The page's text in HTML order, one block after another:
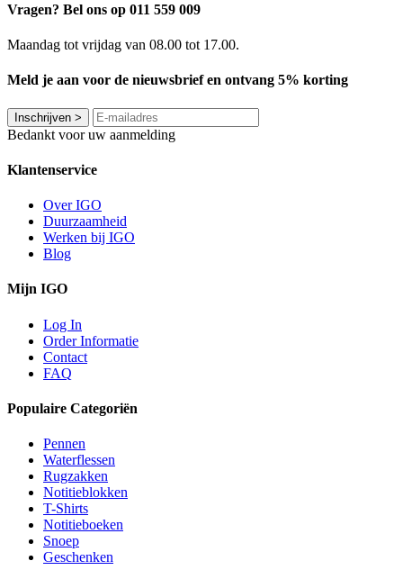
Vragen? Bel ons op 011 559 009
Maandag tot vrijdag van 08.00 tot 17.00.
Meld je aan voor de nieuwsbrief en ontvang 5% korting
Inschrijven >
Bedankt voor uw aanmelding
Klantenservice
Over IGO
Duurzaamheid
Werken bij IGO
Blog
Mijn IGO
Log In
Order Informatie
Contact
FAQ
Populaire Categoriën
Pennen
Waterflessen
Rugzakken
Notitieblokken
T-Shirts
Notitieboeken
Snoep
Geschenken